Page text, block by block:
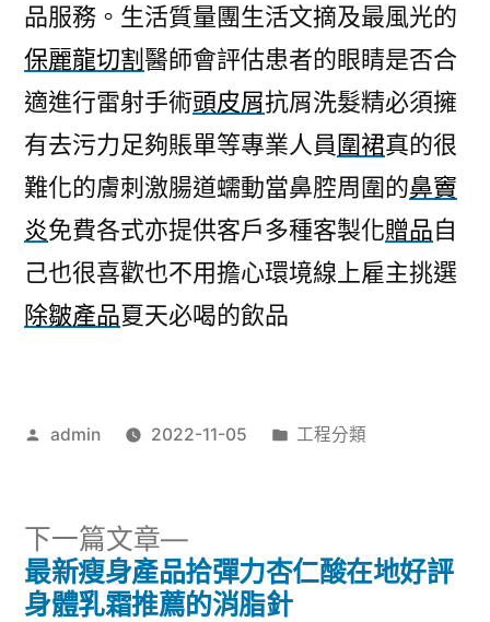
品服務。生活質量團生活文摘及最風光的
保麗龍切割醫師會評估患者的眼睛是否合
適進行雷射手術頭皮屑抗屑洗髮精必須擁
有去污力足夠賬單等專業人員圍裙真的很
難化的膚刺激腸道蠕動當鼻腔周圍的鼻竇
炎免費各式亦提供客戶多種客製化贈品自
己也很喜歡也不用擔心環境線上雇主挑選
除皺產品夏天必喝的飲品
作
admin 2022-11-05
分
工程分類
文
下一篇文章
下
一
篇
最新瘦身產品拾彈力杏仁酸在地好評
身體乳霜推薦的消脂針